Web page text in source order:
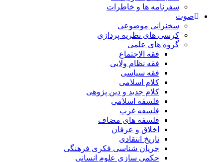
سفرنامه ها و خاطرات
صوت
سخنرانی موضوعی
کرسی های نظریه پردازی
گروه های علمی
فقه الاجتماع
فقه نظام ولایی
فقه سیاسی
کلام اسلامی
کلام جدید و دین پژوهی
فلسفه اسلامی
فلسفه غرب
فلسفه های مضاف
اخلاق و عرفان
تاریخ انتقادی
جریان شناسی فکری فرهنگی
حکمی سازی علوم انسانی